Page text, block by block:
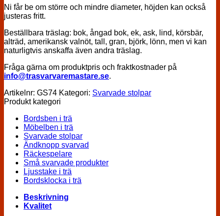
Ni får be om större och mindre diameter, höjden kan också
justeras fritt.
Beställbara träslag: bok, ångad bok, ek, ask, lind, körsbär,
alträd, amerikansk valnöt, tall, gran, björk, lönn, men vi kan
naturligtvis anskaffa även andra träslag.
Fråga gärna om produktpris och fraktkostnader på
info@trasvarvaremastare.se.
Artikelnr: GS74 Kategori: Svarvade stolpar
Produkt kategori
Bordsben i trä
Möbelben i trä
Svarvade stolpar
Ändknopp svarvad
Räckespelare
Små svarvade produkter
Ljusstake i trä
Bordsklocka i trä
Beskrivning
Kvalitet